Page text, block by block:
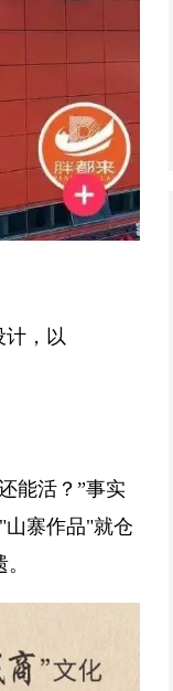
计，以
能活？”事实
寨作品"就仓